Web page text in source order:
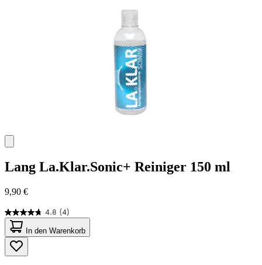
Lang La.Klar.Sonic+ Reiniger 150 ml
9,90 €
4.8 (4)
4.8
von
5
Sternen.
4
In den Warenkorb